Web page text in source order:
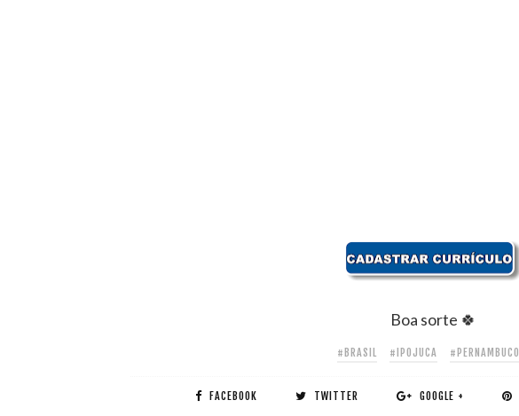
Boa sorte 🍀
#BRASIL #IPOJUCA #PERNAMBUCO
FACEBOOK TWITTER GOOGLE +